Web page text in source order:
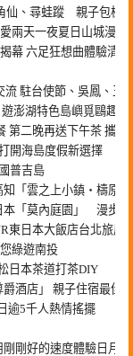
仙、尋蛙蹤 親子包棟
兩天一夜夏日山城漫遊
幕 六足狂想曲體驗清
駐台使節、吳鳳、王
澎湖特色島嶼覓鷗趣
第二晚再送下午茶 攜
開海島度假新選擇
普吉島
「雲之上小鎮・檮原
本「莫內庭園」 漫步
東日本大飯店台北旅展
綠遊南投
日本茶道打茶DIY
酒店」 親子住宿最佳
逾5千人熱情搖擺
剛好的速度體驗日月